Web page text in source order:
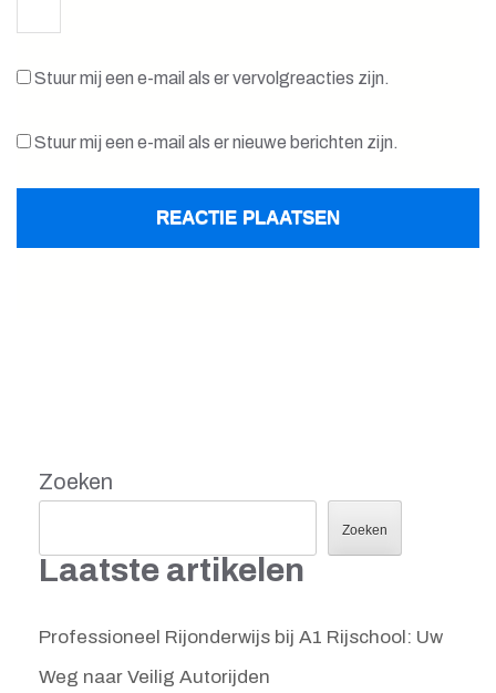
Stuur mij een e-mail als er vervolgreacties zijn.
Stuur mij een e-mail als er nieuwe berichten zijn.
Zoeken
Zoeken
Laatste artikelen
Professioneel Rijonderwijs bij A1 Rijschool: Uw
Weg naar Veilig Autorijden